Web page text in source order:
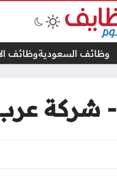
وظائف السعوديةوظائف
شركة